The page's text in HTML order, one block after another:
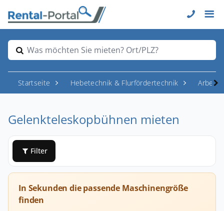
Was möchten Sie mieten? Ort/PLZ?
Startseite Hebetechnik & Flurfördertechnik
Gelenkteleskopbühnen mieten
Filter
In Sekunden die passende Maschinengröße
finden